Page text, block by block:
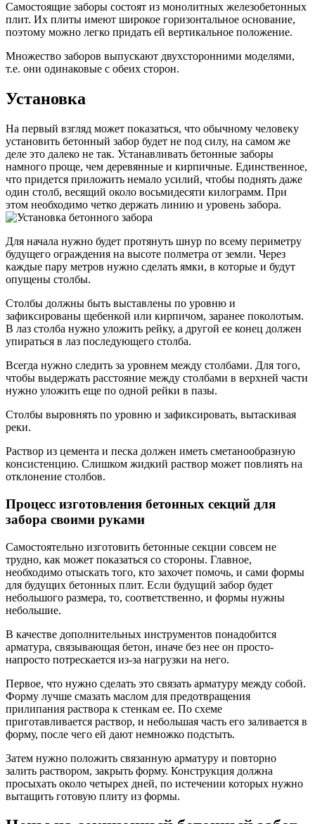
Самостоящие заборы состоят из монолитных железобетонных
плит. Их плиты имеют широкое горизонтальное основание,
поэтому можно легко придать ей вертикальное положение.
Множество заборов выпускают двухсторонними моделями,
т.е. они одинаковые с обеих сторон.
Установка
На первый взгляд может показаться, что обычному человеку
установить бетонный забор будет не под силу, на самом же
деле это далеко не так. Устанавливать бетонные заборы
намного проще, чем деревянные и кирпичные. Единственное,
что придется приложить немало усилий, чтобы поднять даже
один столб, весящий около восьмидесяти килограмм. При
этом необходимо четко держать линию и уровень забора.
Для начала нужно будет протянуть шнур по всему периметру
будущего ограждения на высоте полметра от земли. Через
каждые пару метров нужно сделать ямки, в которые и будут
опущены столбы.
Столбы должны быть выставлены по уровню и
зафиксированы щебенкой или кирпичом, заранее поколотым.
В лаз столба нужно уложить рейку, а другой ее конец должен
упираться в лаз последующего столба.
Всегда нужно следить за уровнем между столбами. Для того,
чтобы выдержать расстояние между столбами в верхней части
нужно уложить еще по одной рейки в пазы.
Столбы выровнять по уровню и зафиксировать, вытаскивая
реки.
Раствор из цемента и песка должен иметь сметанообразную
консистенцию. Слишком жидкий раствор может повлиять на
отклонение столбов.
Процесс изготовления бетонных секций для
забора своими руками
Самостоятельно изготовить бетонные секции совсем не
трудно, как может показаться со стороны. Главное,
необходимо отыскать того, кто захочет помочь, и сами формы
для будущих бетонных плит. Если будущий забор будет
небольшого размера, то, соответственно, и формы нужны
небольшие.
В качестве дополнительных инструментов понадобится
арматура, связывающая бетон, иначе без нее он просто-
напросто потрескается из-за нагрузки на него.
Первое, что нужно сделать это связать арматуру между собой.
Форму лучше смазать маслом для предотвращения
прилипания раствора к стенкам ее. По схеме
приготавливается раствор, и небольшая часть его заливается в
форму, после чего ей дают немножко подстыть.
Затем нужно положить связанную арматуру и повторно
залить раствором, закрыть форму. Конструкция должна
просыхать около четырех дней, по истечении которых нужно
вытащить готовую плиту из формы.